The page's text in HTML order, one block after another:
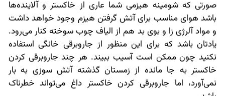
صورتی که شومینه هیزمی شما عاری از خاکستر و آلاینده‌ها
باشد هوای مناسب برای آتش گرفتن هیزم وجود خواهد داشت
و مواد آلرژی زا و بوی بد هم از الیاف چوب سوخته کنار می‌رود.
یادتان باشد که برای این منظور از جاروبرقی خانگی استفاده
نکنید چون ممکن است آسیب ببیند. هر چند جاروبرقی کردن
خاکستر به جا مانده از زمستان گذشته آتش سوزی به بار
نمی‌آورد، اما جاروبرقی کردن خاکستر داغ می‌تواند خطرناک